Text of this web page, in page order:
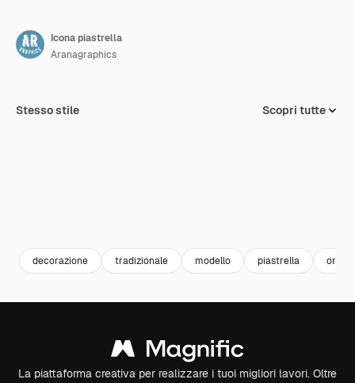
Icona piastrella
Aranagraphics
Stesso stile Scopri tutte
decorazione tradizionale modello piastrella
La piattaforma creativa per realizzare i tuoi migliori lavori. Oltre